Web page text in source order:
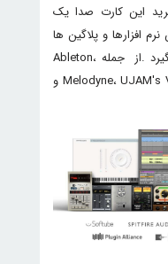
این کارت صدا یک
افزارها و پلاگین ها
بصورت رایگان در اختیار شما قرار میگیرد .از جمله Ableton،
Melodyne، UJAM's Virtual Drummer، Marshall، Ampeg و